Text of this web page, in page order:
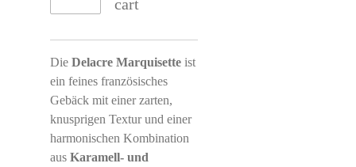
cart
Die Delacre Marquisetteist
ein feines französisches
Gebäck mit einer zarten,
knusprigen Textur und einer
harmonischen Kombination
aus Karamell- und